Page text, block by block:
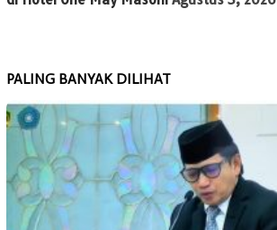
PALING BANYAK DILIHAT